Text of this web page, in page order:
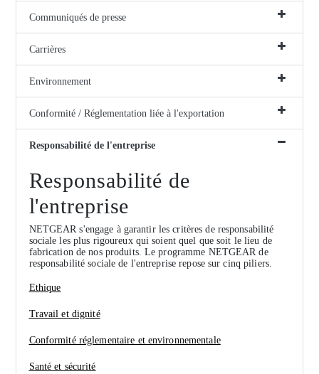
Communiqués de presse
Carrières
Environnement
Conformité / Réglementation liée à l'exportation
Responsabilité de l'entreprise
Responsabilité de
l'entreprise
NETGEAR s'engage à garantir les critères de responsabilité
sociale les plus rigoureux qui soient quel que soit le lieu de
fabrication de nos produits. Le programme NETGEAR de
responsabilité sociale de l'entreprise repose sur cinq piliers.
Ethique
Travail et dignité
Conformité réglementaire et environnementale
Santé et sécurité